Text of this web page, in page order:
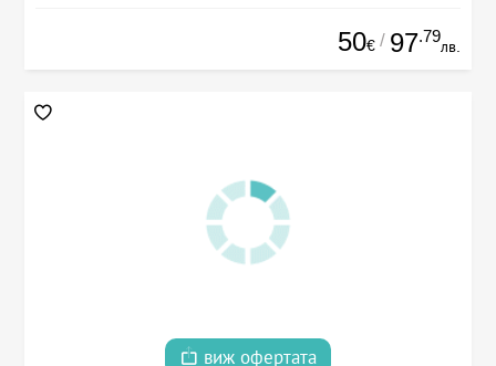
50€ / 97.79
лв.
виж офертата